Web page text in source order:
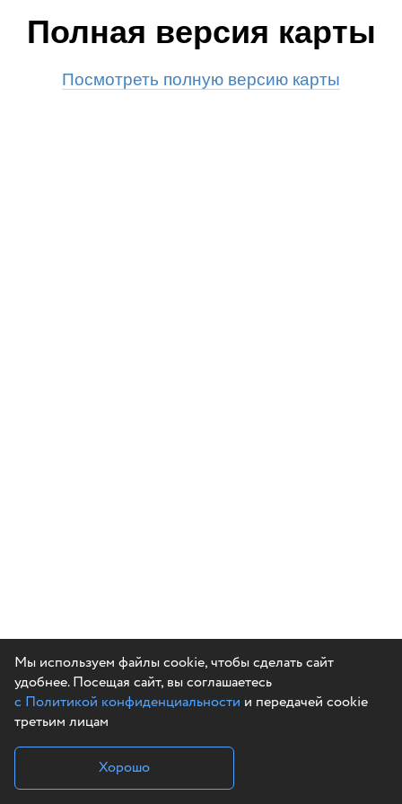
Полная версия карты
Посмотреть полную версию карты
Мы используем файлы cookie, чтобы сделать сайт
удобнее. Посещая сайт, вы соглашаетесь
с Политикой конфиденциальности и передачей cookie
третьим лицам
Хорошо